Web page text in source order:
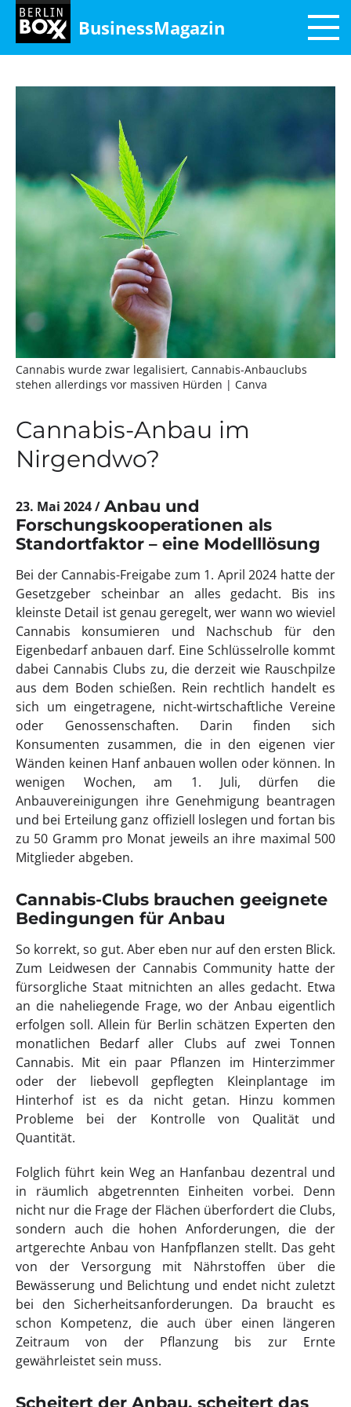
BusinessMagazin
Cannabis wurde zwar legalisiert, Cannabis-Anbauclubs
stehen allerdings vor massiven Hürden | Canva
Cannabis-Anbau im
Nirgendwo?
23. Mai 2024
Anbau und
Forschungskooperationen als
Standortfaktor – eine Modelllösung
Bei der Cannabis-Freigabe zum 1. April 2024 hatte der
Gesetzgeber scheinbar an alles gedacht. Bis ins
kleinste Detail ist genau geregelt, wer wann wo wieviel
Cannabis konsumieren und Nachschub für den
Eigenbedarf anbauen darf. Eine Schlüsselrolle kommt
dabei Cannabis Clubs zu, die derzeit wie Rauschpilze
aus dem Boden schießen. Rein rechtlich handelt es
sich um eingetragene, nicht-wirtschaftliche Vereine
oder Genossenschaften. Darin finden sich
Konsumenten zusammen, die in den eigenen vier
Wänden keinen Hanf anbauen wollen oder können. In
wenigen Wochen, am 1. Juli, dürfen die
Anbauvereinigungen ihre Genehmigung beantragen
und bei Erteilung ganz offiziell loslegen und fortan bis
zu 50 Gramm pro Monat jeweils an ihre maximal 500
Mitglieder abgeben.
Cannabis-Clubs brauchen geeignete
Bedingungen für Anbau
So korrekt, so gut. Aber eben nur auf den ersten Blick.
Zum Leidwesen der Cannabis Community hatte der
fürsorgliche Staat mitnichten an alles gedacht. Etwa
an die naheliegende Frage, wo der Anbau eigentlich
erfolgen soll. Allein für Berlin schätzen Experten den
monatlichen Bedarf aller Clubs auf zwei Tonnen
Cannabis. Mit ein paar Pflanzen im Hinterzimmer
oder der liebevoll gepflegten Kleinplantage im
Hinterhof ist es da nicht getan. Hinzu kommen
Probleme bei der Kontrolle von Qualität und
Quantität.
Folglich führt kein Weg an Hanfanbau dezentral und
in räumlich abgetrennten Einheiten vorbei. Denn
nicht nur die Frage der Flächen überfordert die Clubs,
sondern auch die hohen Anforderungen, die der
artgerechte Anbau von Hanfpflanzen stellt. Das geht
von der Versorgung mit Nährstoffen über die
Bewässerung und Belichtung und endet nicht zuletzt
bei den Sicherheitsanforderungen. Da braucht es
schon Kompetenz, die auch über einen längeren
Zeitraum von der Pflanzung bis zur Ernte
gewährleistet sein muss.
Scheitert der Anbau, scheitert das